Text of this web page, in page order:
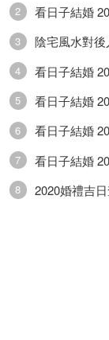
2 看日子結婚
3 陰宅風水對
4 看日子結婚
5 看日子結婚
6 看日子結婚
7 看日子結婚
8 2020婚禮吉